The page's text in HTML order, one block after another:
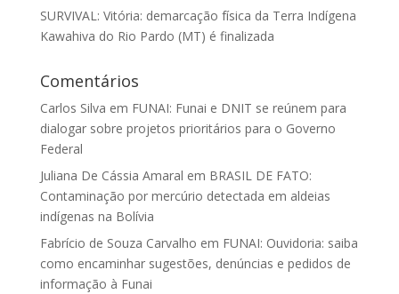
SURVIVAL: Vitória: demarcação física da Terra Indígena
Kawahiva do Rio Pardo (MT) é finalizada
Comentários
Carlos Silva em FUNAI: Funai e DNIT se reúnem para
dialogar sobre projetos prioritários para o Governo
Federal
Juliana De Cássia Amaral em BRASIL DE FATO:
Contaminação por mercúrio detectada em aldeias
indígenas na Bolívia
Fabrício de Souza Carvalho em FUNAI: Ouvidoria: saiba
como encaminhar sugestões, denúncias e pedidos de
informação à Funai